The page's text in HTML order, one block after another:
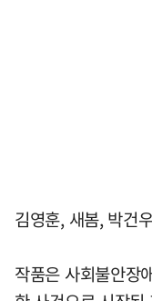
김영훈, 새봄, 박건
작품은 사회불안장